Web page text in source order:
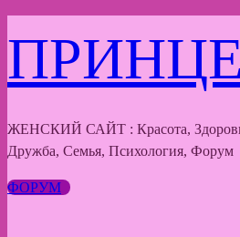
к
содержимому
ЖЕНСКИЙ САЙТ : Красота,
Дружба, Семья, Психология, Форум
ФОРУМ